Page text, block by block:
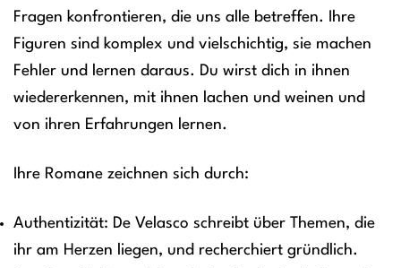
Fragen konfrontieren, die uns alle betreffen. Ihre
Figuren sind komplex und vielschichtig, sie machen
Fehler und lernen daraus. Du wirst dich in ihnen
wiedererkennen, mit ihnen lachen und weinen und
von ihren Erfahrungen lernen.
Ihre Romane zeichnen sich durch:
Authentizität: De Velasco schreibt über Themen, die
ihr am Herzen liegen, und recherchiert gründlich.